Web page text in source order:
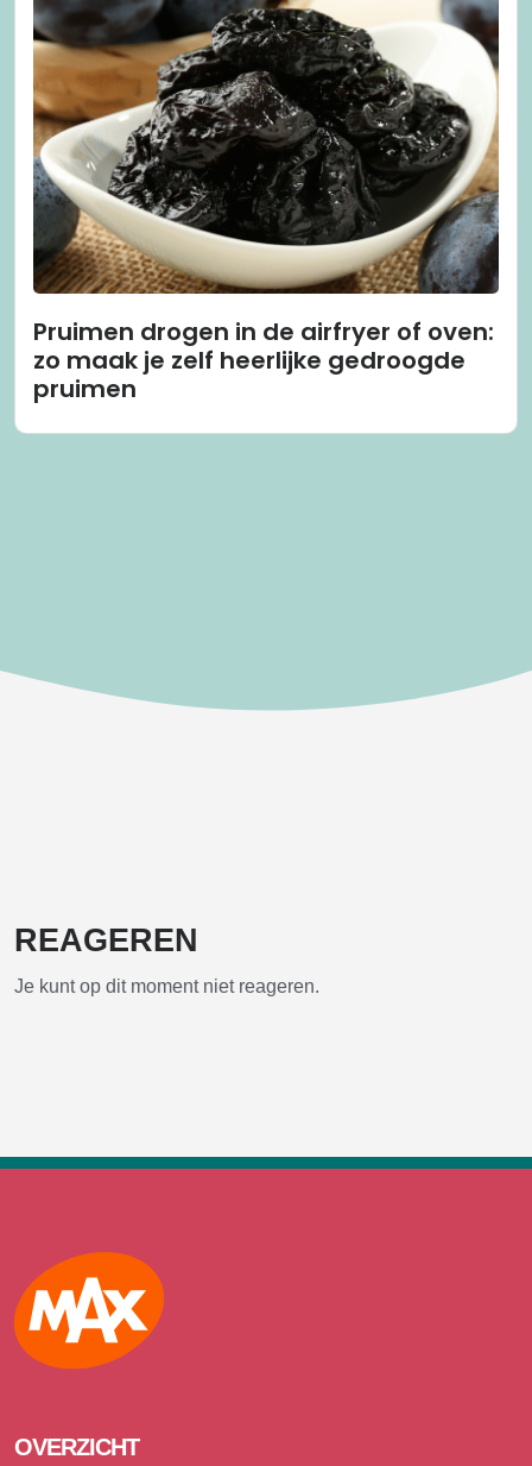
Pruimen drogen in de airfryer of oven:
zo maak je zelf heerlijke gedroogde
pruimen
REAGEREN
Je kunt op dit moment niet reageren.
Max
OVERZICHT